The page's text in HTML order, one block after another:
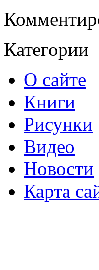
Категории
О сайте
Книги
Рисунки
Видео
Новости
Карта